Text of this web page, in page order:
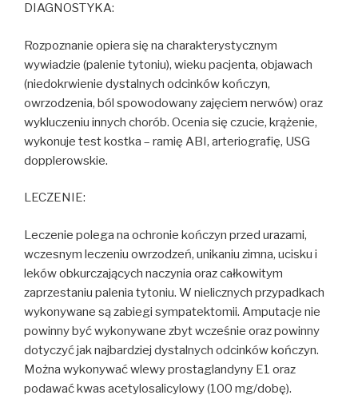
DIAGNOSTYKA:
Rozpoznanie opiera się na charakterystycznym
wywiadzie (palenie tytoniu), wieku pacjenta, objawach
(niedokrwienie dystalnych odcinków kończyn,
owrzodzenia, ból spowodowany zajęciem nerwów) oraz
wykluczeniu innych chorób. Ocenia się czucie, krążenie,
wykonuje test kostka – ramię ABI, arteriografię, USG
dopplerowskie.
LECZENIE:
Leczenie polega na ochronie kończyn przed urazami,
wczesnym leczeniu owrzodzeń, unikaniu zimna, ucisku i
leków obkurczających naczynia oraz całkowitym
zaprzestaniu palenia tytoniu. W nielicznych przypadkach
wykonywane są zabiegi sympatektomii. Amputacje nie
powinny być wykonywane zbyt wcześnie oraz powinny
dotyczyć jak najbardziej dystalnych odcinków kończyn.
Można wykonywać wlewy prostaglandyny E1 oraz
podawać kwas acetylosalicylowy (100 mg/dobę).